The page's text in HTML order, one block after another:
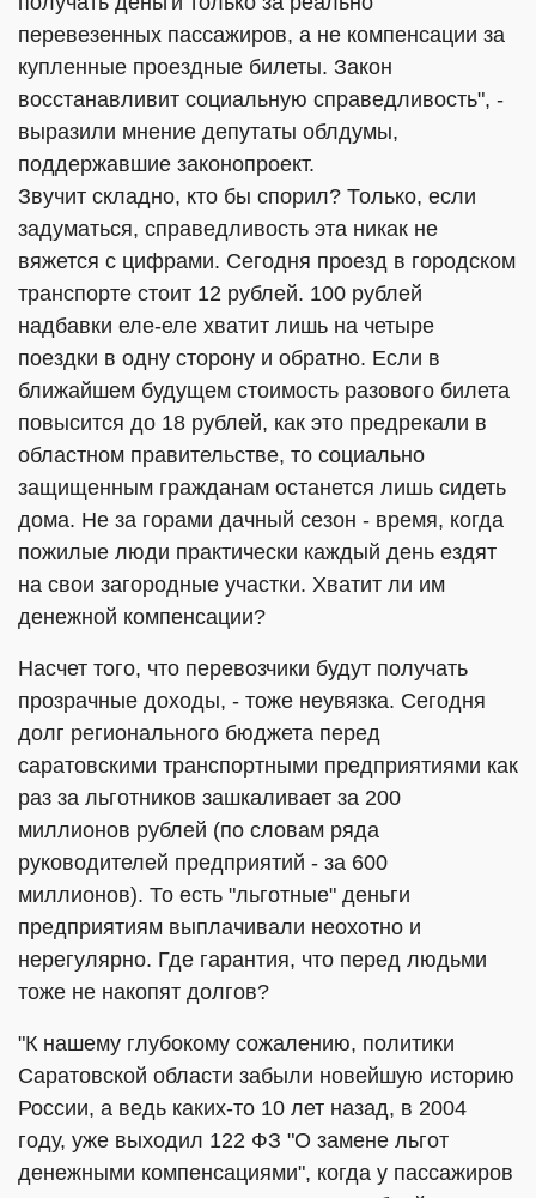
перевезенных пассажиров, а не компенсации за
купленные проездные билеты. Закон
восстанавливит социальную справедливость", -
выразили мнение депутаты облдумы,
поддержавшие законопроект.
Звучит складно, кто бы спорил? Только, если
задуматься, справедливость эта никак не
вяжется с цифрами. Сегодня проезд в городском
транспорте стоит 12 рублей. 100 рублей
надбавки еле-еле хватит лишь на четыре
поездки в одну сторону и обратно. Если в
ближайшем будущем стоимость разового билета
повысится до 18 рублей, как это предрекали в
областном правительстве, то социально
защищенным гражданам останется лишь сидеть
дома. Не за горами дачный сезон - время, когда
пожилые люди практически каждый день ездят
на свои загородные участки. Хватит ли им
денежной компенсации?
Насчет того, что перевозчики будут получать
прозрачные доходы, - тоже неувязка. Сегодня
долг регионального бюджета перед
саратовскими транспортными предприятиями как
раз за льготников зашкаливает за 200
миллионов рублей (по словам ряда
руководителей предприятий - за 600
миллионов). То есть "льготные" деньги
предприятиям выплачивали неохотно и
нерегулярно. Где гарантия, что перед людьми
тоже не накопят долгов?
"К нашему глубокому сожалению, политики
Саратовской области забыли новейшую историю
России, а ведь каких-то 10 лет назад, в 2004
году, уже выходил 122 ФЗ "О замене льгот
денежными компенсациями", когда у пассажиров